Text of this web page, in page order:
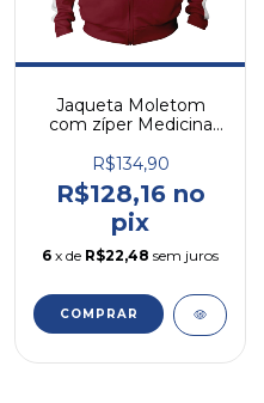
Jaqueta Moletom
com zíper Medicina
R$134,90
R$128,16 no
pix
6 x de R$22,48 sem juros
COMPRAR